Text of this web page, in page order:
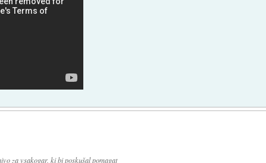
za vsakogar, ki bi poskušal pomagat